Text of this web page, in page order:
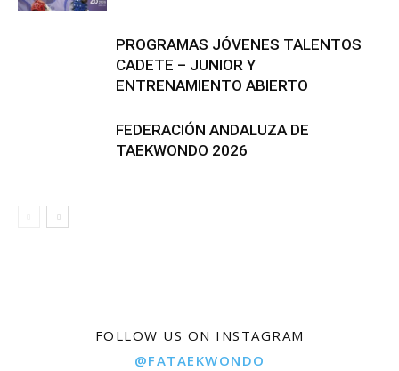
PROGRAMAS JÓVENES TALENTOS
CADETE – JUNIOR Y
ENTRENAMIENTO ABIERTO
FEDERACIÓN ANDALUZA DE
TAEKWONDO 2026
FOLLOW US ON INSTAGRAM
@FATAEKWONDO